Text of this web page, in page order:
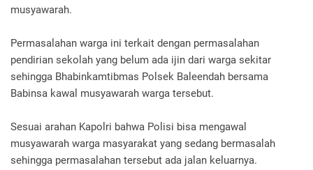
musyawarah.
Permasalahan warga ini terkait dengan permasalahan
pendirian sekolah yang belum ada ijin dari warga sekitar
sehingga Bhabinkamtibmas Polsek Baleendah bersama
Babinsa kawal musyawarah warga tersebut.
Sesuai arahan Kapolri bahwa Polisi bisa mengawal
musyawarah warga masyarakat yang sedang bermasalah
sehingga permasalahan tersebut ada jalan keluarnya.